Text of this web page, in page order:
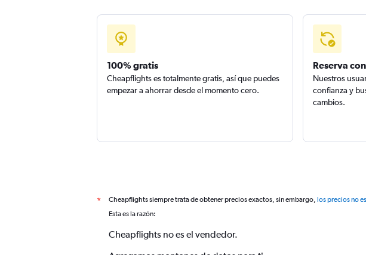
100% gratis
Cheapflights es totalmente gratis, así que puedes
empezar a ahorrar desde el momento cero.
Reserva
Nuestros
confianza y
cambios.
* Cheapflights siempre trata de obtener precios exactos, sin embargo, los precios no
Esta es la razón:
Cheapflights no es el vendedor.